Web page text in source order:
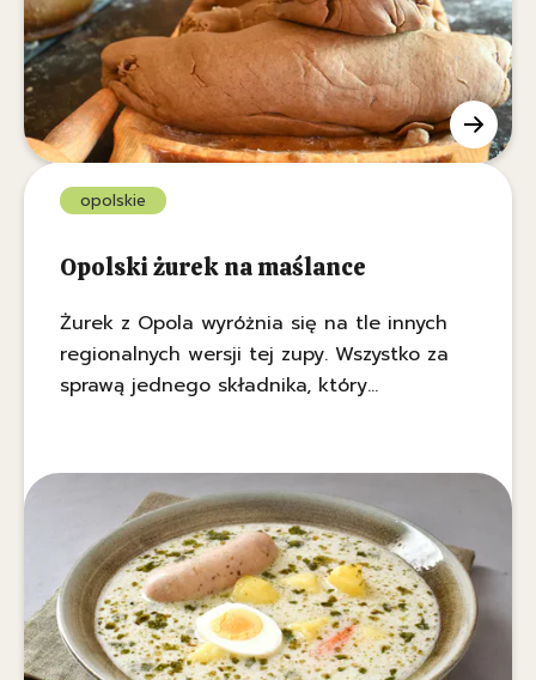
opolskie
Opolski żurek na maślance
Żurek z Opola wyróżnia się na tle innych
regionalnych wersji tej zupy. Wszystko za
sprawą jednego składnika, który
niepowtarzalny charakter.